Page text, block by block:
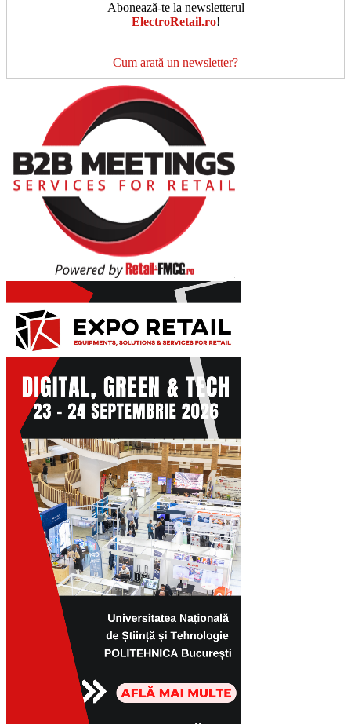
Abonează-te la newsletterul
ElectroRetail.ro!
Cum arată un newsletter?